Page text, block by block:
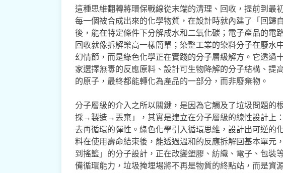
這種思維翻轉將環保戰線從末端的清理、回收，提前到最
每一個被合成出來的化學物質，在設計時就內建了「回歸
後，能在特定條件下分解成水和二氧化碳；電子產品的電
回收就像拆解樂高一樣簡單；染整工業的染料分子在廢水
幻情節，而是綠色化學正在實踐的分子層級解方。它透過
家選擇無毒的反應原料、設計可生物降解的分子結構、提
的原子，最終都能轉化為產品的一部分，而非廢棄物。
分子層級的介入之所以關鍵，是因為它觸及了垃圾問題的
採→製造→丟棄」，其實是建立在分子層級的線性設計上
去再循環的彈性。綠色化學引入循環思維，設計出可逆的
料在使用壽命結束後，能透過溫和的反應拆解回基本單元
到搖籃」的分子設計，正在改變塑膠、紡織、電子、包裝
備循環能力，垃圾掩埋場將不再是物質的終點站，而是資